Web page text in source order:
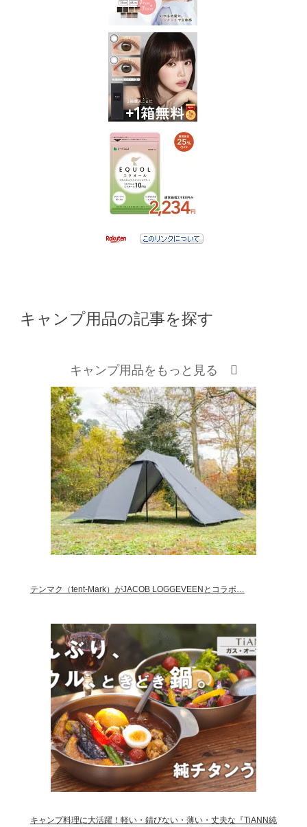
キャンプ用品の記事を探す
キャンプ用品をもっと見る
テンマク（tent-Mark）がJACOB LOGGEVEENとコラボ…
キャンプ料理に大活躍！軽い・錆びない・薄い・丈夫な『TiANN純